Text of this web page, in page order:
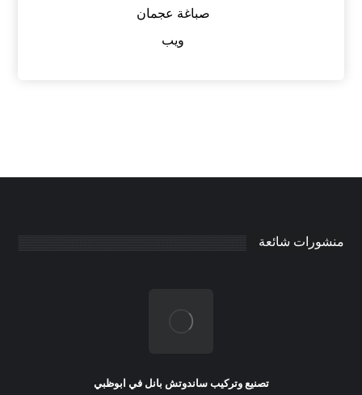
صباغة عجمان
ويب
منشورات شائعة
تصنيع وتركيب ساندوتش بانل في ابوظبي